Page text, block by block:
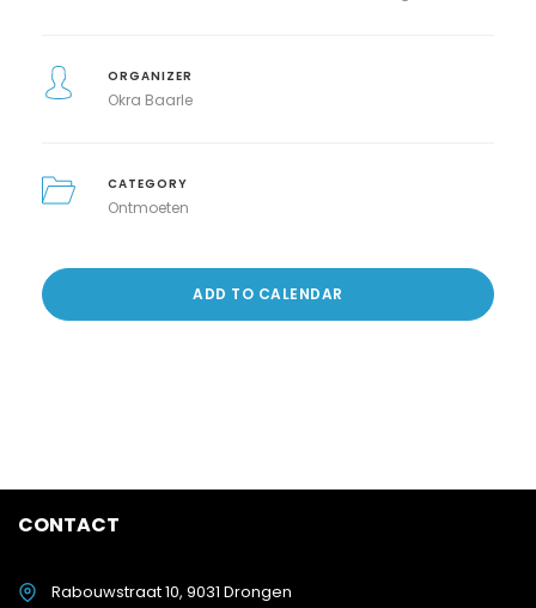
ORGANIZER
Okra Baarle
CATEGORY
Ontmoeten
ADD TO CALENDAR
CONTACT
Rabouwstraat 10, 9031 Drongen